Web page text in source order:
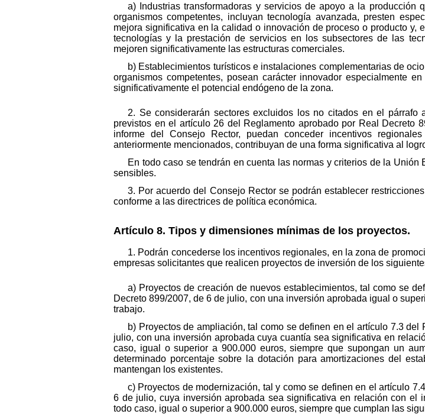
a) Industrias transformadoras y servicios de apoyo a la producción
organismos competentes, incluyan tecnología avanzada, presten
mejora significativa en la calidad o innovación de proceso o producto
tecnologías y la prestación de servicios en los subsectores de las
mejoren significativamente las estructuras comerciales.
b) Establecimientos turísticos e instalaciones complementarias de
organismos competentes, posean carácter innovador especialmente
significativamente el potencial endógeno de la zona.
2. Se considerarán sectores excluidos los no citados en el párrafo
previstos en el artículo 26 del Reglamento aprobado por Real Decreto
informe del Consejo Rector, puedan conceder incentivos
anteriormente mencionados, contribuyan de una forma significativa al
En todo caso se tendrán en cuenta las normas y criterios de la
sensibles.
3. Por acuerdo del Consejo Rector se podrán establecer
conforme a las directrices de política económica.
Artículo 8. Tipos y dimensiones mínimas de los proyectos.
1. Podrán concederse los incentivos regionales, en la zona de
empresas solicitantes que realicen proyectos de inversión de los
a) Proyectos de creación de nuevos establecimientos, tal como se
Decreto 899/2007, de 6 de julio, con una inversión aprobada igual o
trabajo.
b) Proyectos de ampliación, tal como se definen en el artículo 7.3
julio, con una inversión aprobada cuya cuantía sea significativa en
caso, igual o superior a 900.000 euros, siempre que supongan un
determinado porcentaje sobre la dotación para amortizaciones del
mantengan los existentes.
c) Proyectos de modernización, tal y como se definen en el artículo
6 de julio, cuya inversión aprobada sea significativa en relación con el
todo caso, igual o superior a 900.000 euros, siempre que cumplan las